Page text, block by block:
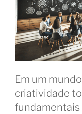
Em um
criatividade
fundamentais